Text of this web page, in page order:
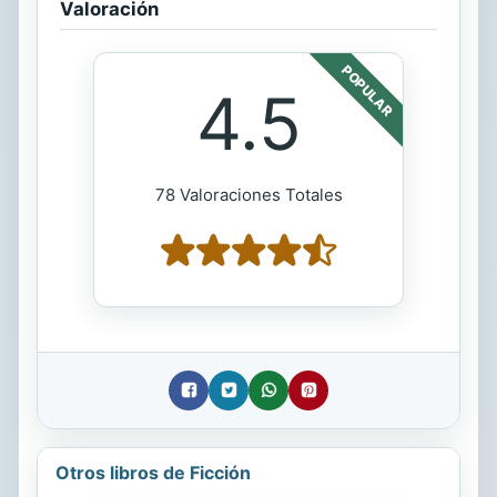
Valoración
POPULAR
4.5
78 Valoraciones Totales
Otros libros de Ficción